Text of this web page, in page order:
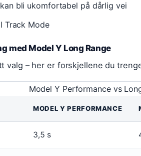
bli ukomfortabel på dårlig vei
Track Mode
med Model Y Long Range
valg – her er forskjellene du
Model Y Performance vs
MODEL Y PERFORMANCE
3,5 s